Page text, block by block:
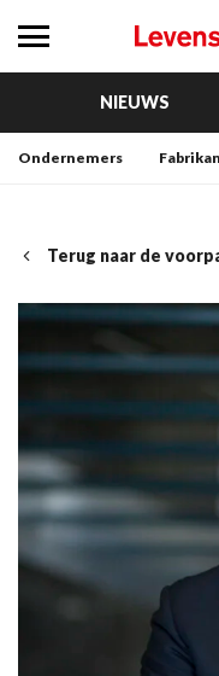
NIEUWS
Ondernemers
Terug naar de